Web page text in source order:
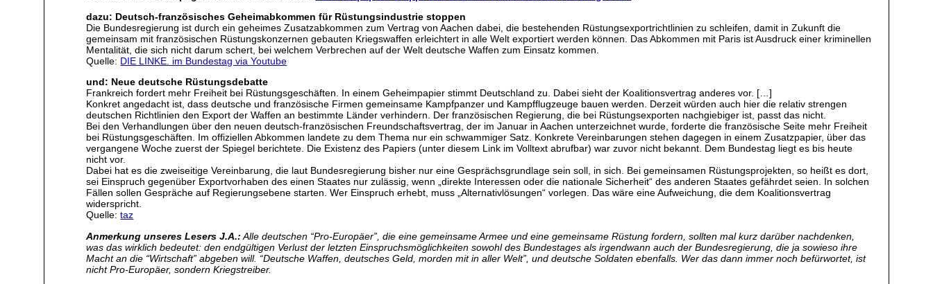
dazu: Deutsch-französisches Geheimabkommen für Rüstungsindustrie stoppen
Die Bundesregierung ist durch ein geheimes Zusatzabkommen zum Vertrag von Aachen dabei, die bestehenden Rüstungsexportrichtlinien zu schleifen, damit in Zukunft die
gemeinsam mit französischen Rüstungskonzernen gebauten Kriegswaffen erleichtert in alle Welt exportiert werden können. Das Abkommen mit Paris ist Ausdruck einer kriminellen
Mentalität, die sich nicht darum schert, bei welchem Verbrechen auf der Welt deutsche Waffen zum Einsatz kommen.
Quelle: DIE LINKE. im Bundestag via Youtube
und: Neue deutsche Rüstungsdebatte
Frankreich fordert mehr Freiheit bei Rüstungsgeschäften. In einem Geheimpapier stimmt Deutschland zu. Dabei sieht der Koalitionsvertrag anderes vor. […]
Konkret angedacht ist, dass deutsche und französische Firmen gemeinsame Kampfpanzer und Kampfflugzeuge bauen werden. Derzeit würden auch hier die relativ strengen
deutschen Richtlinien den Export der Waffen an bestimmte Länder verhindern. Der französischen Regierung, die bei Rüstungsexporten nachgiebiger ist, passt das nicht.
Bei den Verhandlungen über den neuen deutsch-französischen Freundschaftsvertrag, der im Januar in Aachen unterzeichnet wurde, forderte die französische Seite mehr Freiheit
bei Rüstungsgeschäften. Im offiziellen Abkommen landete zu dem Thema nur ein schwammiger Satz. Konkrete Vereinbarungen stehen dagegen in einem Zusatzpapier, über das
vergangene Woche zuerst der Spiegel berichtete. Die Existenz des Papiers (unter diesem Link im Volltext abrufbar) war zuvor nicht bekannt. Dem Bundestag liegt es bis heute
nicht vor.
Dabei hat es die zweiseitige Vereinbarung, die laut Bundesregierung bisher nur eine Gesprächsgrundlage sein soll, in sich. Bei gemeinsamen Rüstungsprojekten, so heißt es dort,
sei Einspruch gegenüber Exportvorhaben des einen Staates nur zulässig, wenn „direkte Interessen oder die nationale Sicherheit“ des anderen Staates gefährdet seien. In solchen
Fällen sollen Gespräche auf Regierungsebene starten. Wer Einspruch erhebt, muss „Alternativlösungen“ vorlegen. Das wäre eine Aufweichung, die dem Koalitionsvertrag
widerspricht.
Quelle:taz
Anmerkung unseres Lesers J.A.: Alle deutschen “Pro-Europäer”, die eine gemeinsame Armee und eine gemeinsame Rüstung fordern, sollten mal kurz darüber nachdenken,
was das wirklich bedeutet: den endgültigen Verlust der letzten Einspruchsmöglichkeiten sowohl des Bundestages als irgendwann auch der Bundesregierung, die ja sowieso ihre
Macht an die “Wirtschaft” abgeben will. “Deutsche Waffen, deutsches Geld, morden mit in aller Welt”, und deutsche Soldaten ebenfalls. Wer das dann immer noch befürwortet, ist
nicht Pro-Europäer, sondern Kriegstreiber.